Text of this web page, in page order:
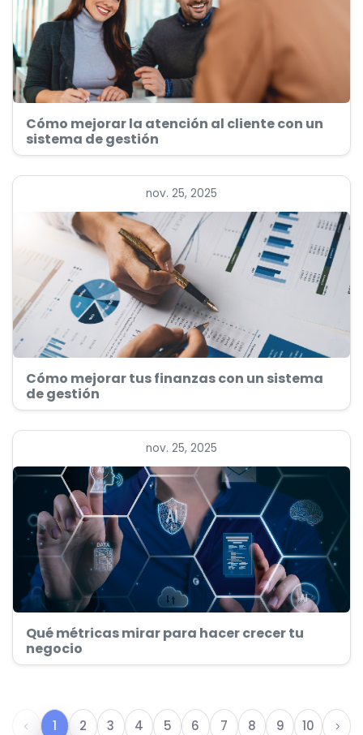
Cómo mejorar la atención al cliente con un
sistema de gestión
nov. 25, 2025
Cómo mejorar tus finanzas con un sistema
de gestión
nov. 25, 2025
Qué métricas mirar para hacer crecer tu
negocio
1 2 3 4 5 6 7 8 9 10